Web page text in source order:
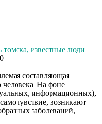
томска, известные люди
составляющая
человека. На фоне
информационных),
возникают
заболеваний,